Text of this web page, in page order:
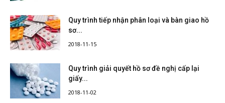
Quy trình tiếp nhận phân loại và bàn giao hồ
sơ...
2018-11-15
Quy trình giải quyết hồ sơ đề nghị cấp lại
giấy...
2018-11-02